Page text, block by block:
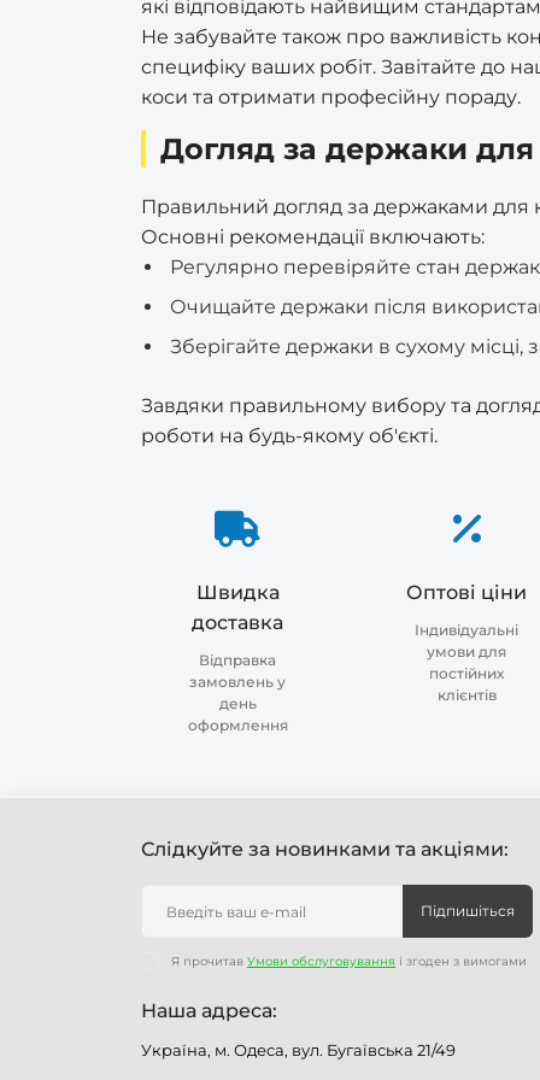
Степлер
Стусло
Трос каналізаційний
(сантехнічний)
Цвяходери та ломи
Щітки по металу ручні
Сітка заборна пластикова
Сітка затіняюча
для підтримки рослин
Тенти
Премиум (врізні)
Эльбор (врізні)
Петлі
Yuni (ручки)
Ручки дверні різні
Ручки на металопластикові
Україна (ручки)
ШЕРЛОК (серцевини)
які відповідають найвищим
Не забувайте також про важливість
специфіку ваших робіт. Завітайте до
коси та отримати професійну пораду.
Догляд за держаки для
Правильний догляд за держаками для
Основні рекомендації включають:
Регулярно перевіряйте стан
Очищайте держаки після
Зберігайте держаки в сухому
Завдяки правильному вибору та
роботи на будь-якому об'єкті.
Швидка
доставка
Відправка
замовлень у
день
оформлення
Оптові ціни
Індивідуальні
умови для
постійних
клієнтів
Слідкуйте за новинками та акціями:
Підпишіться
Я прочитав Умови обслуговування і згоден з вимогами
Наша адреса:
Україна, м. Одеса, вул. Бугаївська 21/49